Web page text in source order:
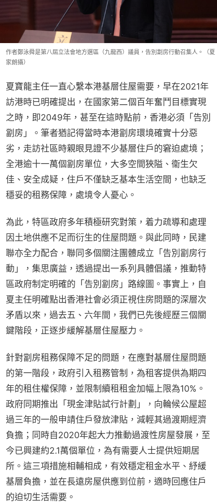
作者鄭泳舜是第八屆立法會地方選區（九龍西）議員，告別劏房行動召集人。（夏
家朗攝）
夏寶龍主任一直心繫本港基層住屋需要，早在2021年
訪港時已明確提出，在國家第二個百年奮鬥目標實現
之時，即2049年，甚至在這時點前，香港必須「告別
劏房」。筆者猶記得當時本港劏房環境確實十分惡
劣，走訪社區時親眼見證不少基層住戶的窘迫處境；
全港逾十一萬個劏房單位，大多空間狹隘、衞生欠
佳、安全成疑，住戶不僅缺乏基本生活空間，也缺乏
穩妥的租務保障，處境令人憂心。
為此，特區政府多年積極研究對策，着力疏導和處理
因土地供應不足而衍生的住屋問題。與此同時，民建
聯亦全力配合，聯同多個關注團體成立「告別劏房行
動」，集思廣益，透過提出一系列具體倡議，推動特
區政府制定明確的「告別劏房」路線圖。事實上，自
夏主任明確點出香港社會必須正視住房問題的深層次
矛盾以來，過去五、六年間，我們已先後經歷三個關
鍵階段，正逐步緩解基層住屋壓力。
針對劏房租務保障不足的問題，在應對基層住屋問題
的第一階段，政府引入租務管制，為租客提供為期四
年的租住權保障，並限制續租租金加幅上限為10%。
政府同期推出「現金津貼試行計劃」，向輪候公屋超
過三年的一般申請住戶發放津貼，減輕其過渡期經濟
負擔；同時自2020年起大力推動過渡性房屋發展，至
今已興建約2.1萬個單位，為有需要人士提供短期居
所。這三項措施相輔相成，有效穩定租金水平、紓緩
基層負擔，並在長遠房屋供應到位前，適時回應住戶
的迫切生活需要。